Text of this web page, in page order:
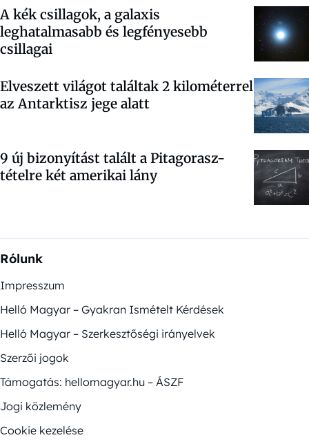
A kék csillagok, a galaxis
leghatalmasabb és legfényesebb
csillagai
Elveszett világot találtak 2 kilométerrel
az Antarktisz jege alatt
9 új bizonyítást talált a Pitagorasz-
tételre két amerikai lány
Rólunk
Impresszum
Helló Magyar – Gyakran Ismételt Kérdések
Helló Magyar – Szerkesztőségi irányelvek
Szerzői jogok
Támogatás: hellomagyar.hu – ÁSZF
Jogi közlemény
Cookie kezelése